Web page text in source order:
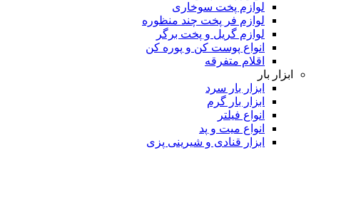
لوازم پخت سوخاری
لوازم فر پخت چند منظوره
لوازم گریل و پخت برگر
انواع پوست کن و پوره کن
اقلام متفرقه
ابزار بار
ابزار بار سرد
ابزار بار گرم
انواع فیلتر
انواع میت و پد
ابزار قنادی و شیرینی پزی